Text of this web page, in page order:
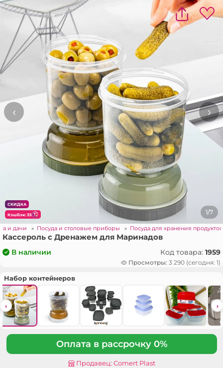
СКИДКА
КэшБэк: 35 1/7
‹ ›
и дачи » Посуда и столовые приборы » Посуда для хранения
Кассероль с Дренажем для Маринадов
В наличии Код товара: 1959
Просмотры: 3 290 (сегодня: 1)
Набор контейнеров
‹ ›
Оплата в рассрочку 0%
Продавец: Comert Plast